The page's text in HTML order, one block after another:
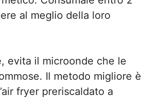
al meglio della loro
evita il microonde che le
Il metodo migliore è
fryer preriscaldato a